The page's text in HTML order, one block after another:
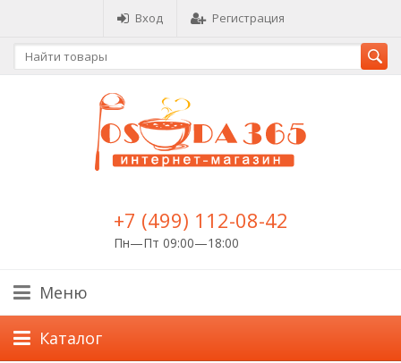
Вход Регистрация
+7 (499) 112-08-42
Пн—Пт 09:00—18:00
Меню
Каталог